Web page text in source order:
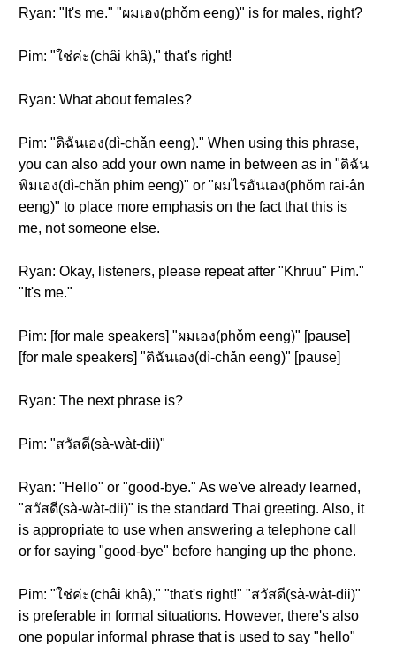
Ryan: "It's me." "ผมเอง(phǒm eeng)" is for males, right?
Pim: "ใช่ค่ะ(châi khâ)," that's right!
Ryan: What about females?
Pim: "ดิฉันเอง(dì-chǎn eeng)." When using this phrase,
you can also add your own name in between as in "ดิฉัน
พิมเอง(dì-chǎn phim eeng)" or "ผมไรอันเอง(phǒm rai-ân
eeng)" to place more emphasis on the fact that this is
me, not someone else.
Ryan: Okay, listeners, please repeat after "Khruu" Pim."
"It's me."
Pim: [for male speakers] "ผมเอง(phǒm eeng)" [pause]
[for male speakers] "ดิฉันเอง(dì-chǎn eeng)" [pause]
Ryan: The next phrase is?
Pim: "สวัสดี(sà-wàt-dii)"
Ryan: "Hello" or "good-bye." As we've already learned,
"สวัสดี(sà-wàt-dii)" is the standard Thai greeting. Also, it
is appropriate to use when answering a telephone call
or for saying "good-bye" before hanging up the phone.
Pim: "ใช่ค่ะ(châi khâ)," "that's right!" "สวัสดี(sà-wàt-dii)"
is preferable in formal situations. However, there's also
one popular informal phrase that is used to say "hello"